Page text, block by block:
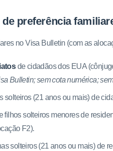
preferência
no Visa Bulletin (com as
de cidadãos dos EUA
Bulletin; sem cota numérica;
solteiros (21 anos ou mais) de
filhos solteiros menores de
F2).
solteiros (21 anos ou mais) de